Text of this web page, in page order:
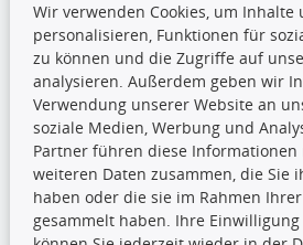
Die hier
insbesondere
dürfen nicht
unterlassen, die Daten oder die
Wir verwenden Cookies, um Inhalte
personalisieren, Funktionen für
zu können und die Zugriffe auf
analysieren. Außerdem geben wir
Verwendung unserer Website an
soziale Medien, Werbung und
Partner führen diese
weiteren Daten zusammen, die Sie
haben oder die sie im Rahmen
gesammelt haben. Ihre